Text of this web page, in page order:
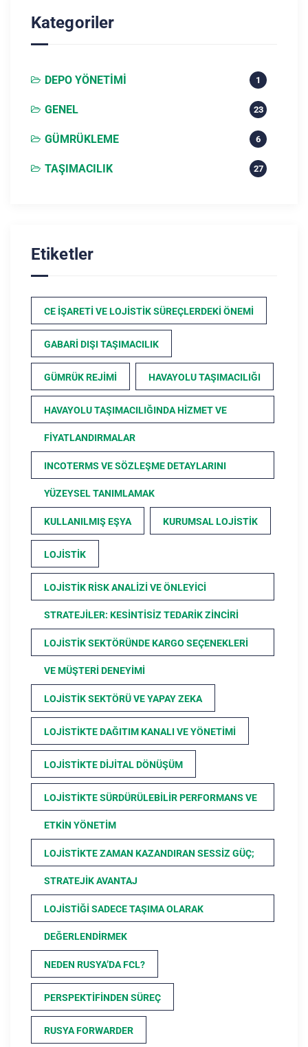
Kategoriler
DEPO YÖNETIMI 1
GENEL 23
GÜMRÜKLEME 6
TAŞIMACILIK 27
Etiketler
CE İŞARETI VE LOJISTIK SÜREÇLERDEKI ÖNEMI
GABARI DIŞI TAŞIMACILIK
GÜMRÜK REJIMI HAVAYOLU TAŞIMACILIĞI
HAVAYOLU TAŞIMACILIĞINDA HIZMET VE
FIYATLANDIRMALAR
INCOTERMS VE SÖZLEŞME DETAYLARINI
YÜZEYSEL TANIMLAMAK
KULLANILMIŞ EŞYA KURUMSAL LOJISTIK
LOJISTIK
LOJISTIK RISK ANALIZI VE ÖNLEYICI
STRATEJILER: KESINTISIZ TEDARIK ZINCIRI
LOJISTIK SEKTÖRÜNDE KARGO SEÇENEKLERI
VE MÜŞTERI DENEYIMI
LOJISTIK SEKTÖRÜ VE YAPAY ZEKA
LOJISTIKTE DAĞITIM KANALI VE YÖNETIMI
LOJISTIKTE DIJITAL DÖNÜŞÜM
LOJISTIKTE SÜRDÜRÜLEBILIR PERFORMANS VE
ETKIN YÖNETIM
LOJISTIKTE ZAMAN KAZANDIRAN SESSIZ GÜÇ;
STRATEJIK AVANTAJ
LOJISTIĞI SADECE TAŞIMA OLARAK
DEĞERLENDIRMEK
NEDEN RUSYA’DA FCL?
PERSPEKTIFINDEN SÜREÇ
RUSYA FORWARDER